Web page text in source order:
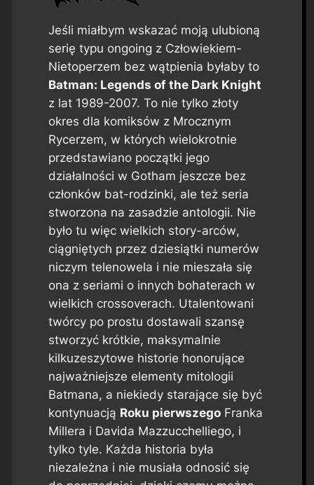
Jeśli miałbym wskazać moją ulubioną
serię typu ongoing z Człowiekiem-
Nietoperzem bez wątpienia byłaby to
Batman: Legends of the Dark Knight
z lat 1989-2007. To nie tylko złoty
okres dla komiksów z Mrocznym
Rycerzem, w których wielokrotnie
przedstawiano początki jego
działalności w Gotham jeszcze bez
członków bat-rodzinki, ale też seria
stworzona na zasadzie antologii. Nie
było tu więc wielkich story-arców,
ciągniętych przez dziesiątki numerów
niczym telenowela i nie mieszała się
ona z seriami o innych bohaterach w
wielkich crossoverach. Utalentowani
twórcy po prostu dostawali szansę
stworzyć krótkie, maksymalnie
kilkuzeszytowe historie honorujące
najważniejsze elementy mitologii
Batmana, a niekiedy starające się być
kontynuacją Roku pierwszegoFranka
Millera i Davida Mazzucchelliego, i
tylko tyle. Każda historia była
niezależna i nie musiała odnosić się